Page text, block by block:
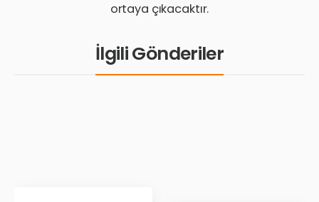
ortaya çıkacaktır.
İlgili Gönderiler